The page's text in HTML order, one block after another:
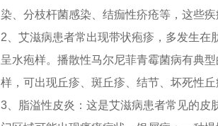
染、分枝杆菌感染、结痂性疥疮等，这些
2、艾滋病患者常出现带状疱疹，多发生
呈水疱样。播散性马尔尼菲青霉菌病有典
样，可出现丘疹、斑丘疹、结节、坏死性丘
3、脂溢性皮炎：这是艾滋病患者常见的皮